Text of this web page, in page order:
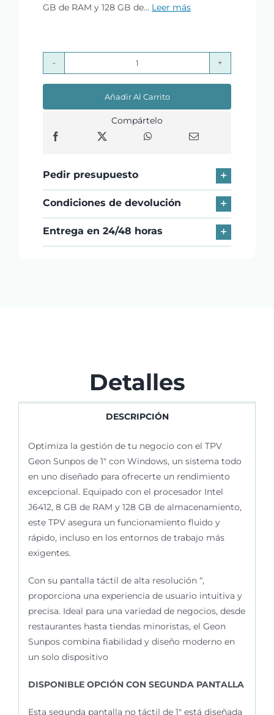
GB de RAM y 128 GB de... Leer más
GEON
SUNPOS
J6412/8GB/128GB
SSD/15"
Añadir Al Carrito
Compártelo
Pedir presupuesto
Condiciones de devolución
Entrega en 24/48 horas
Detalles
DESCRIPCIÓN
Optimiza la gestión de tu negocio con el TPV
Geon Sunpos de 1″ con Windows, un sistema todo
en uno diseñado para ofrecerte un rendimiento
excepcional. Equipado con el procesador Intel
J6412, 8 GB de RAM y 128 GB de almacenamiento,
este TPV asegura un funcionamiento fluido y
rápido, incluso en los entornos de trabajo más
exigentes.
Con su pantalla táctil de alta resolución “,
proporciona una experiencia de usuario intuitiva y
precisa. Ideal para una variedad de negocios, desde
restaurantes hasta tiendas minoristas, el Geon
Sunpos combina fiabilidad y diseño moderno en
un solo dispositivo
DISPONIBLE OPCIÓN CON SEGUNDA PANTALLA
Esta segunda pantalla no táctil de 1″ está diseñada